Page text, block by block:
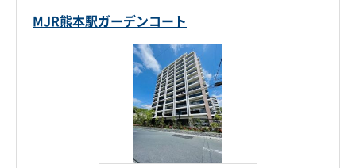
MJR熊本駅ガーデンコート